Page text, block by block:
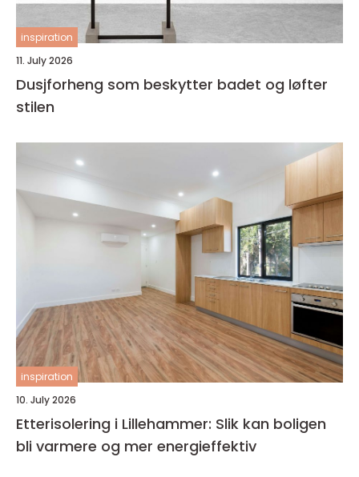
inspiration
11. July 2026
Dusjforheng som beskytter badet og løfter
stilen
inspiration
10. July 2026
Etterisolering i Lillehammer: Slik kan boligen
bli varmere og mer energieffektiv